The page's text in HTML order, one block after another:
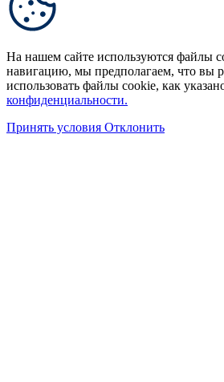
На нашем сайте используются файлы
навигацию, мы предполагаем, что вы
использовать файлы cookie, как
конфиденциальности.
Принять условия Отклонить